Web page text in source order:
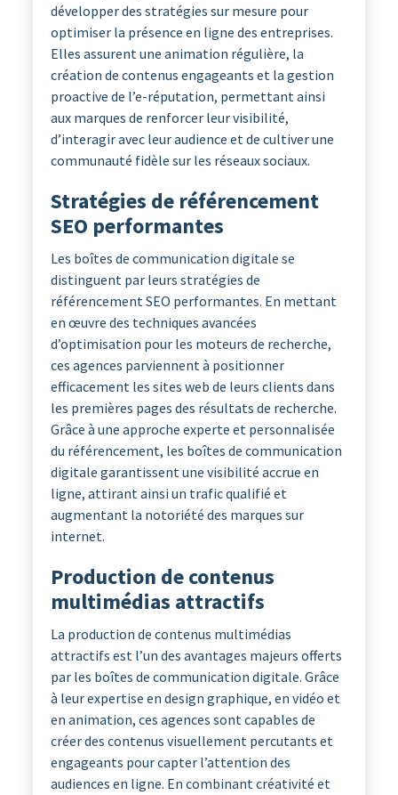
développer des stratégies sur mesure pour
optimiser la présence en ligne des entreprises.
Elles assurent une animation régulière, la
création de contenus engageants et la gestion
proactive de l’e-réputation, permettant ainsi
aux marques de renforcer leur visibilité,
d’interagir avec leur audience et de cultiver une
communauté fidèle sur les réseaux sociaux.
Stratégies de référencement
SEO performantes
Les boîtes de communication digitale se
distinguent par leurs stratégies de
référencement SEO performantes. En mettant
en œuvre des techniques avancées
d’optimisation pour les moteurs de recherche,
ces agences parviennent à positionner
efficacement les sites web de leurs clients dans
les premières pages des résultats de recherche.
Grâce à une approche experte et personnalisée
du référencement, les boîtes de communication
digitale garantissent une visibilité accrue en
ligne, attirant ainsi un trafic qualifié et
augmentant la notoriété des marques sur
internet.
Production de contenus
multimédias attractifs
La production de contenus multimédias
attractifs est l’un des avantages majeurs offerts
par les boîtes de communication digitale. Grâce
à leur expertise en design graphique, en vidéo et
en animation, ces agences sont capables de
créer des contenus visuellement percutants et
engageants pour capter l’attention des
audiences en ligne. En combinant créativité et